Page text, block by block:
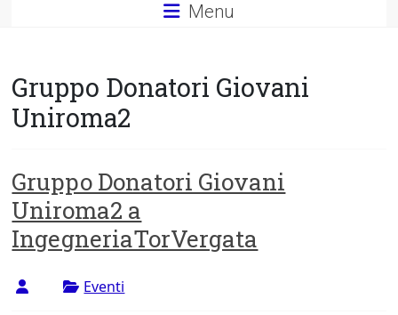
degli
Studi
Roma
Tor
Vergata
Menu
Gruppo Donatori Giovani
Uniroma2
Gruppo Donatori Giovani
Uniroma2 a
IngegneriaTorVergata
Eventi